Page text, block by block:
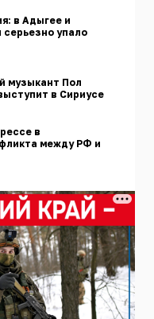
в Адыгее и
серьезно упало
музыкант Пол
в Сириусе
в
между РФ и